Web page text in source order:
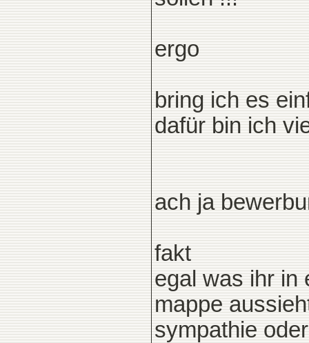
ergo
bring ich es
dafür bin ich
ach ja
fakt
egal was ihr in
mappe
sympathie